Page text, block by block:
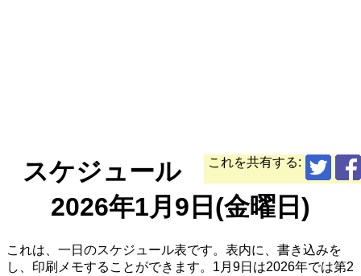
これを共有する:
スケジュール
2026年1月9日(金曜日)
これは、一日のスケジュール表です。表内に、書き込みを
し、印刷メモすることができます。1月9日は2026年では第2